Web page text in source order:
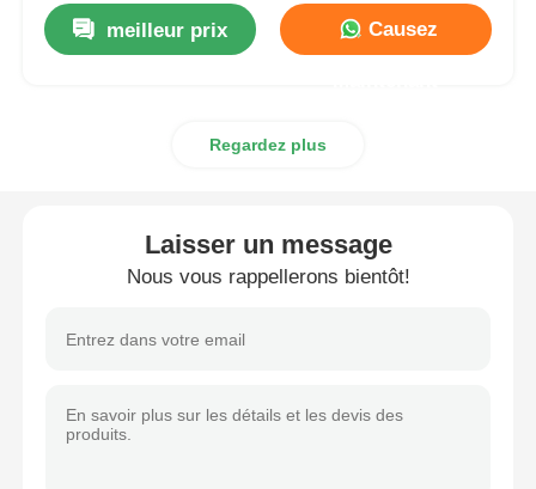
Maison
Produits
meilleur prix Causez
Regardez plus
Laisser un message
Nous vous rappellerons bientôt!